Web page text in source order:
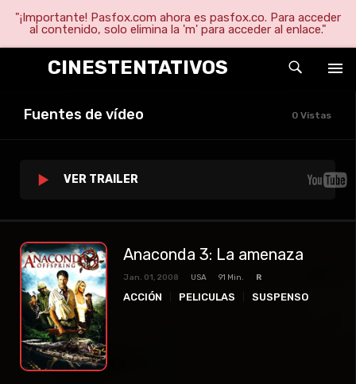
"¡Importante! Pasfox.com ahora es pasfox.co. Para acceder
al contenido, solo elimina la 'm' para acceder al enlace."
CINESTENTATIVOS
Fuentes de vídeo 0 Vistas
VER TRAILER
Anaconda 3: La amenaza
Jan. 01, 2008 USA 91 Min. R
ACCIÓN PELICULAS
SUSPENSO